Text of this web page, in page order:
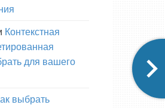
Контекстная
для вашего
выбрать